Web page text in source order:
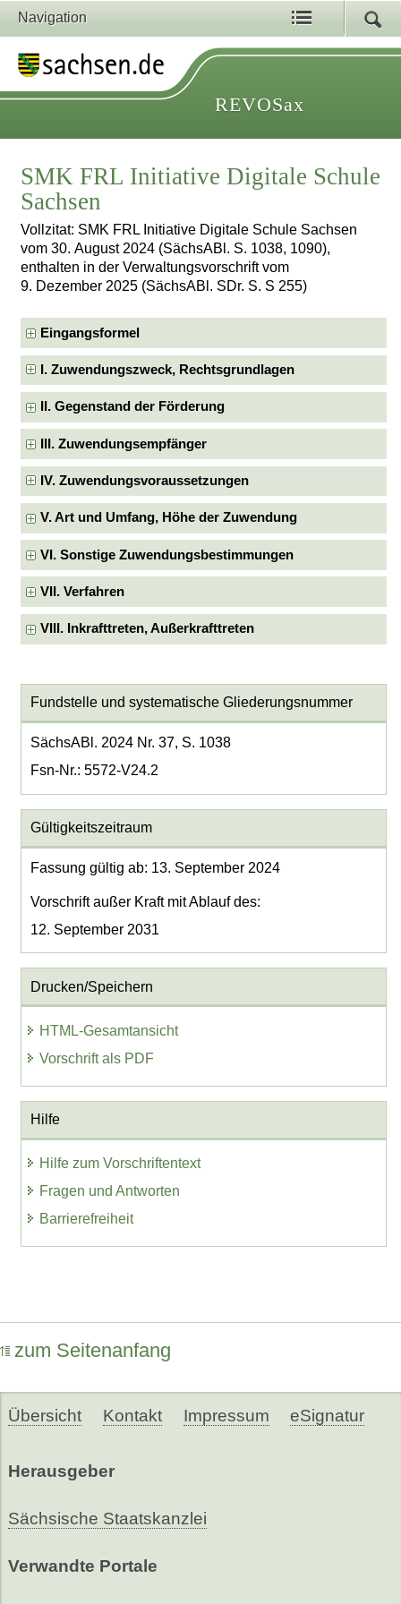
Navigation
REVOSax
SMK FRL Initiative Digitale Schule
Sachsen
Vollzitat: SMK FRL Initiative Digitale Schule Sachsen
vom 30. August 2024 (SächsABl. S. 1038, 1090),
enthalten in der Verwaltungsvorschrift vom
9. Dezember 2025 (SächsABl. SDr. S. S 255)
Eingangsformel
I. Zuwendungszweck, Rechtsgrundlagen
II. Gegenstand der Förderung
III. Zuwendungsempfänger
IV. Zuwendungsvoraussetzungen
V. Art und Umfang, Höhe der Zuwendung
VI. Sonstige Zuwendungsbestimmungen
VII. Verfahren
VIII. Inkrafttreten, Außerkrafttreten
Fundstelle und systematische Gliederungsnummer
SächsABl. 2024 Nr. 37, S. 1038
Fsn-Nr.: 5572-V24.2
Gültigkeitszeitraum
Fassung gültig ab: 13. September 2024
Vorschrift außer Kraft mit Ablauf des:
12. September 2031
Drucken/Speichern
HTML-Gesamtansicht
Vorschrift als PDF
Hilfe
Hilfe zum Vorschriftentext
Fragen und Antworten
Barrierefreiheit
zum Seitenanfang
Übersicht Kontakt Impressum eSignatur
Herausgeber
Sächsische Staatskanzlei
Verwandte Portale